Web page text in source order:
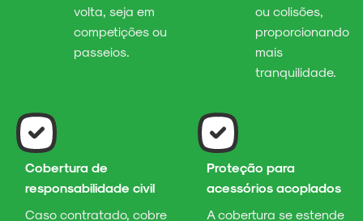
volta, seja em
competições ou
passeios.
ou colisões,
proporcionando
mais
tranquilidade.
Cobertura de
responsabilidade civil
Caso contratado, cobre
Proteção para
acessórios acoplados
A cobertura se estende